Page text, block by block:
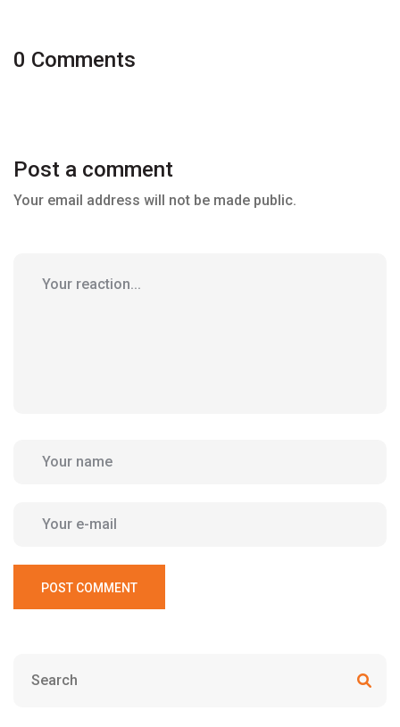
0 Comments
Post a comment
Your email address will not be made public.
POST COMMENT